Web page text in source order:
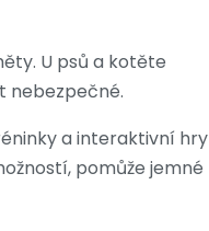
U psů a kotěte
nebezpečné.
a interaktivní hry
pomůže jemné